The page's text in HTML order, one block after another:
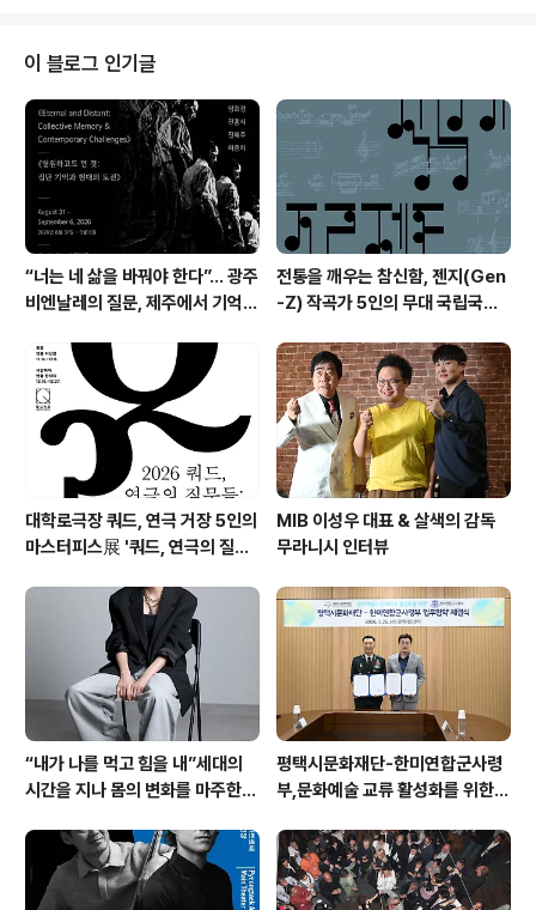
무는 북유럽 산타빌리지 콘셉트의 테마파크 콘셉트로 이곳
에서는 눈과 얼음으로 뒤덮인 환상적인 공간에서 스케이트
를 타는 쾌감을 느끼거나, 자전거처럼 움직이는 이색 썰매
를 즐기며 신나는 시간을 보낼 수 있다. 매일같이 하얀 눈
이 흩날리는 가운데 오색 조명이 반짝이는 얼음 위를 누비
며 여름에도 겨울의 분위기..
이 블로그 인기글
“너는 네 삶을 바꿔야 한다”… 광주
비엔날레의 질문, 제주에서 기억의
주비엔날레 몽골관 연계 프로그램
《영원하고도 먼 것: 집단 기억과 현
대의 도전》
전통을 깨우는 참신함, 젠지(Gen
-Z) 작곡가 5인의 무대 국립국악
트'
대학로극장 쿼드, 연극 거장 5인의
마스터피스展 '쿼드, 연극의 질문
오픈
MIB 이성우 대표 & 살색의 감독
무라니시 인터뷰
“내가 나를 먹고 힘을 내”세대의
시간을 지나 몸의 변화를 마주한다
평택시문화재단-한미연합군사령
부,문화예술 교류 활성화를 위한